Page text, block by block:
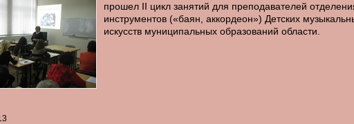
прошел II цикл занятий для преподавателей
инструментов («баян, аккордеон») Детских
искусств муниципальных образований области.